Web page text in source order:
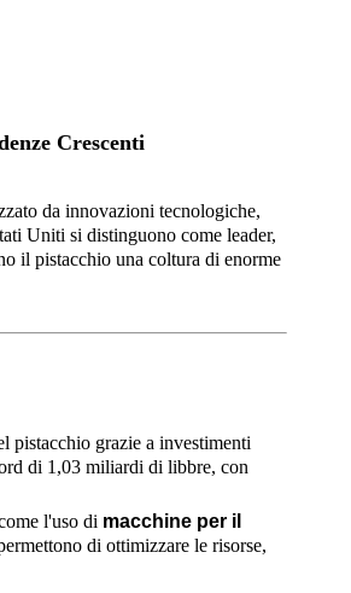
Crescenti
da innovazioni tecnologiche,
Uniti si distinguono come leader,
il pistacchio una coltura di enorme
pistacchio grazie a investimenti
di 1,03 miliardi di libbre, con
l'uso di macchine per il
di ottimizzare le risorse,